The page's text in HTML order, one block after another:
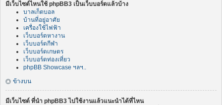
มีเว็บไซต์ไหนใช้ phpBB3 เป็นเว็บบอร์ดแล้วบ้าง
บาลเก็ตบอล
บ้านที่อยู่อาศัย
เครื่องใช้ไฟฟ้า
เว็บบอร์ดหางาน
เว็บบอร์ดกีฬา
เว็บบอร์ดเกษตร
เว็บบอร์ดท่องเที่ยว
phpBB Showcase ฯลฯ..
ข้างบน
มีเว็บไซต์ ที่นำ phpBB3 ไปใช้งานแล้วแนะนำได้ที่ไหน